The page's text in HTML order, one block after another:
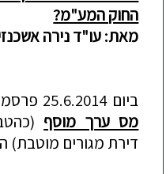
החוק המע"מ?
מאת: עו"ד נירה
ביום 25.6.2014 פרסמה הממשלה את
מס ערך מוסף
דירת מגורים מוטבת)